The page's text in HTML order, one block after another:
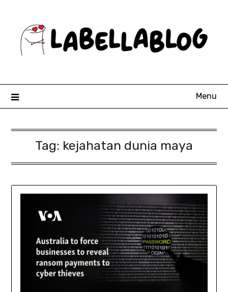
content
Menu
Tag: kejahatan dunia maya